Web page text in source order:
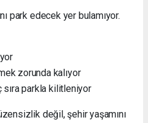
park edecek yer bulamıyor.
zorunda kalıyor
parkla kilitleniyor
değil, şehir yaşamını